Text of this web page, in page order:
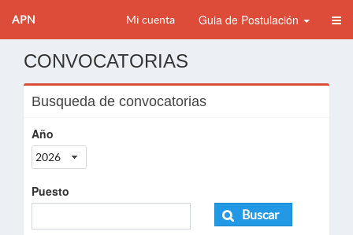
APN Mi cuenta Guia de Postulación
CONVOCATORIAS
Busqueda de convocatorias
Año
2026
Puesto
Buscar